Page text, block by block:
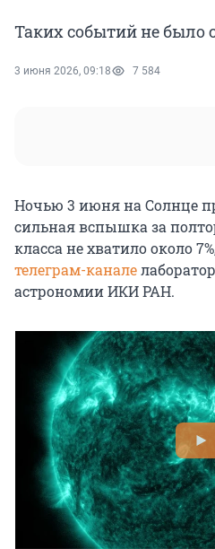
Таких событий не было
3 июня 2026, 09:18 7 584
Ночью 3 июня на Солнце
сильная вспышка за
класса не хватило около
телеграм-канале
астрономии ИКИ РАН.